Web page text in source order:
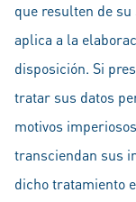
que resulten de
aplica a la
disposición. Si
tratar sus datos
motivos
transciendan sus
dicho tratamiento